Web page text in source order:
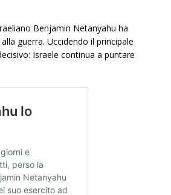
Benjamin Netanyahu ha
guerra. Uccidendo il principale
Israele continua a puntare